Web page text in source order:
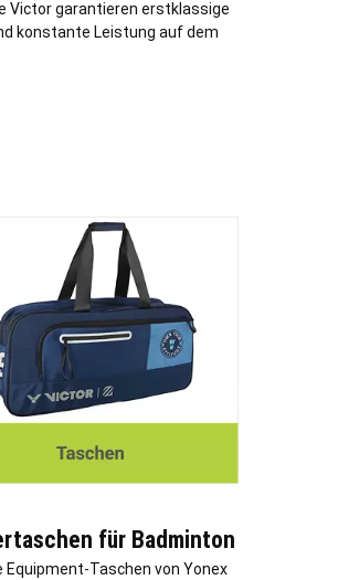
Victor garantieren erstklassige
konstante Leistung auf dem
für Badminton
Equipment-Taschen von Yonex